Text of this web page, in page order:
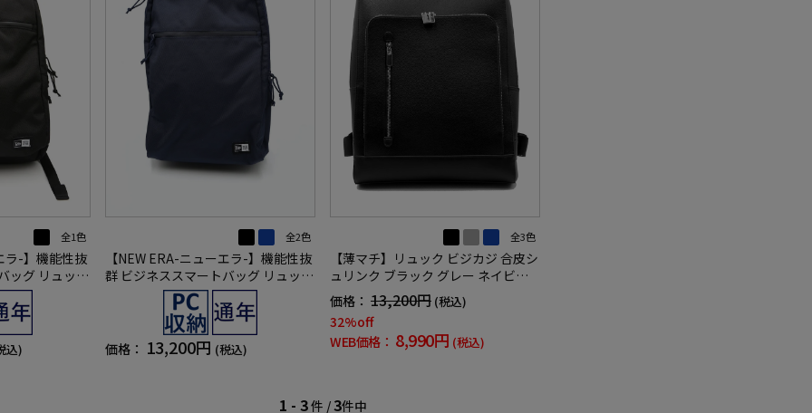
全1色
ラ-】機能性抜
ッグ リュック
込)
全2色
【NEW ERA-ニューエラ-】機能性抜
群 ビジネススマートバッグ リュック
充実収納 無地 通年
価格： 13,200円 (税込)
全3色
【薄マチ】リュック ビジカジ 合皮シ
ュリンク ブラック グレー ネイビー
無地 通年
価格： 13,200円 (税込)
32%off
WEB価格： 8,990円 (税込)
1 - 3件 /3件中